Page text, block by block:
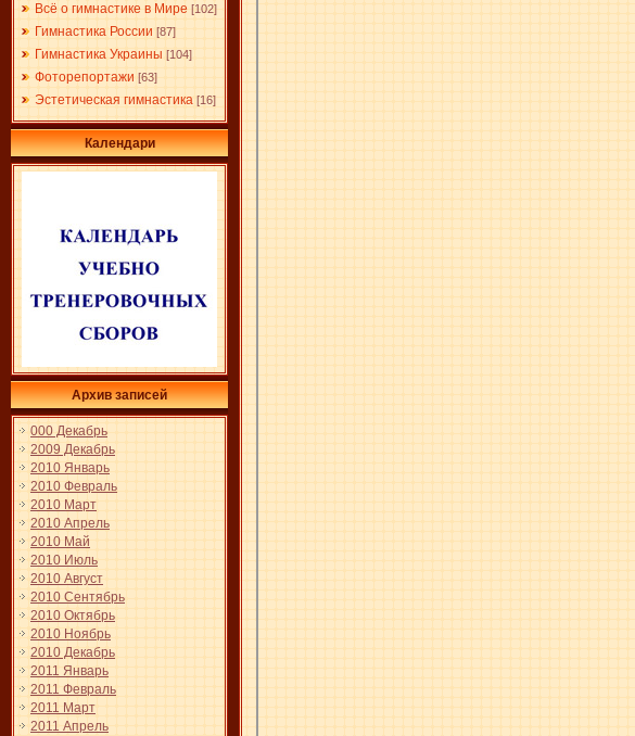
Всё о гимнастике в Мире [102]
Гимнастика России [87]
Гимнастика Украины [104]
Фоторепортажи [63]
Эстетическая гимнастика [16]
Календари
Архив записей
000 Декабрь
2009 Декабрь
2010 Январь
2010 Февраль
2010 Март
2010 Апрель
2010 Май
2010 Июль
2010 Август
2010 Сентябрь
2010 Октябрь
2010 Ноябрь
2010 Декабрь
2011 Январь
2011 Февраль
2011 Март
2011 Апрель